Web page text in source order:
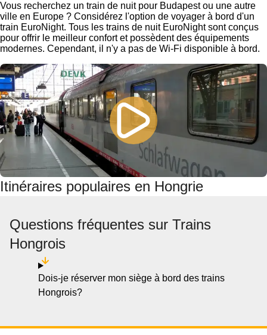
Vous recherchez un train de nuit pour Budapest ou une autre
ville en Europe ? Considérez l'option de voyager à bord d'un
train EuroNight. Tous les trains de nuit EuroNight sont conçus
pour offrir le meilleur confort et possèdent des équipements
modernes. Cependant, il n'y a pas de Wi-Fi disponible à bord.
Itinéraires populaires en Hongrie
Questions fréquentes sur Trains
Hongrois
Dois-je réserver mon siège à bord des trains
Hongrois?